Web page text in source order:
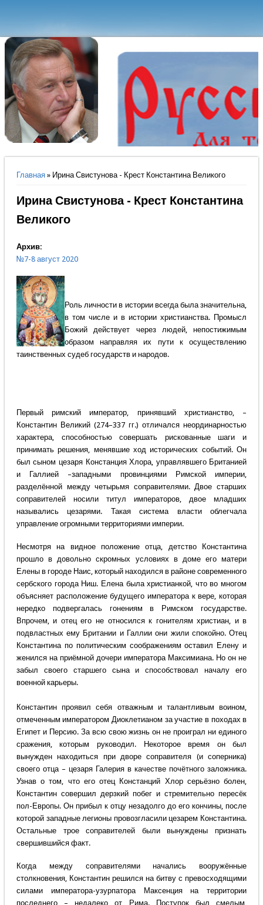
Вы здесь
Главная» Ирина Свистунова - Крест Константина Великого
Ирина Свистунова - Крест Константина
Великого
Архив:
№7-8 август 2020
Роль личности в истории всегда была значительна,
в том числе и в истории христианства. Промысл
Божий действует через людей, непостижимым
образом направляя их пути к осуществлению
таинственных судеб государств и народов.
Первый римский император, принявший христианство, –
Константин Великий (274–337 гг.) отличался неординарностью
характера, способностью совершать рискованные шаги и
принимать решения, менявшие ход исторических событий. Он
был сыном цезаря Констанция Хлора, управлявшего Британией
и Галлией –западными провинциями Римской империи,
разделённой между четырьмя соправителями. Двое старших
соправителей носили титул императоров, двое младших
назывались цезарями. Такая система власти облегчала
управление огромными территориями империи.
Несмотря на видное положение отца, детство Константина
прошло в довольно скромных условиях в доме его матери
Елены в городе Наис, который находился в районе современного
сербского города Ниш. Елена была христианкой, что во многом
объясняет расположение будущего императора к вере, которая
нередко подвергалась гонениям в Римском государстве.
Впрочем, и отец его не относился к гонителям христиан, и в
подвластных ему Британии и Галлии они жили спокойно. Отец
Константина по политическим соображениям оставил Елену и
женился на приёмной дочери императора Максимиана. Но он не
забыл своего старшего сына и способствовал началу его
военной карьеры.
Константин проявил себя отважным и талантливым воином,
отмеченным императором Диоклетианом за участие в походах в
Египет и Персию. За всю свою жизнь он не проиграл ни единого
сражения, которым руководил. Некоторое время он был
вынужден находиться при дворе соправителя (и соперника)
своего отца – цезаря Галерия в качестве почётного заложника.
Узнав о том, что его отец Констанций Хлор серьёзно болен,
Константин совершил дерзкий побег и стремительно пересёк
пол-Европы. Он прибыл к отцу незадолго до его кончины, после
которой западные легионы провозгласили цезарем Константина.
Остальные трое соправителей были вынуждены признать
свершившийся факт.
Когда между соправителями начались вооружённые
столкновения, Константин решился на битву с превосходящими
силами императора-узурпатора Максенция на территории
последнего – недалеко от Рима. Поступок был смелым,